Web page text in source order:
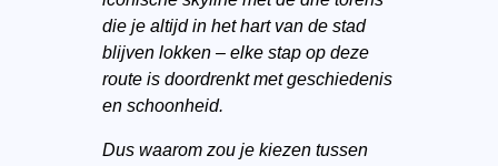
die je altijd in het hart van de stad
blijven lokken – elke stap op deze
route is doordrenkt met geschiedenis
en schoonheid.
Dus waarom zou je kiezen tussen